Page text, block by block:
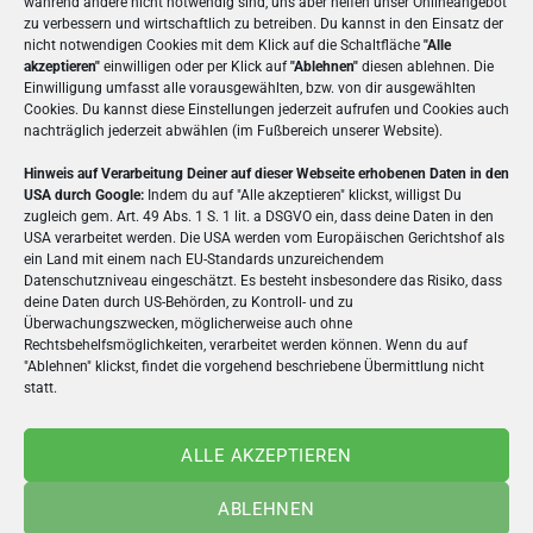
zu verbessern und wirtschaftlich zu betreiben. Du kannst in den Einsatz der
nicht notwendigen Cookies mit dem Klick auf die Schaltfläche "Alle
akzeptieren" einwilligen oder per Klick auf"Ablehnen" diesen ablehnen. Die
Einwilligung umfasst alle vorausgewählten, bzw. von dir ausgewählten
Cookies. Du kannst diese Einstellungen jederzeit aufrufen und Cookies auch
nachträglich jederzeit abwählen (im Fußbereich unserer Website).
Hinweis auf Verarbeitung Deiner auf dieser Webseite erhobenen Daten in den
USA durch Google: Indem du auf "Alle akzeptieren" klickst, willigst Du
zugleich gem. Art. 49 Abs. 1 S. 1 lit. a DSGVO ein, dass deine Daten in den
USA verarbeitet werden. Die USA werden vom Europäischen Gerichtshof als
ein Land mit einem nach EU-Standards unzureichendem
Datenschutzniveau eingeschätzt. Es besteht insbesondere das Risiko, dass
deine Daten durch US-Behörden, zu Kontroll- und zu
Überwachungszwecken, möglicherweise auch ohne
Rechtsbehelfsmöglichkeiten, verarbeitet werden können. Wenn du auf
"Ablehnen" klickst, findet die vorgehend beschriebene Übermittlung nicht
statt.
ALLE AKZEPTIEREN
ABLEHNEN
kannst du Layouts anpassen, Fotos integrieren
und Texte frei gestalten.
Unsere hochwertigen Materialien und die brillante
Druckqualität sorgen dafür, dass deine Karte nicht
nur optisch überzeugt, sondern sich auch
hochwertig anfühlt.
Besonderes Extra:
Beim optionalenDirektversand wird deine
individuell gestaltete Karte direkt an den
Empfänger verschickt – stilvoll verpackt in einem
edlen, semitransparenten Umschlag. So wird
Deine Vorteile auf einen Blick:
Klappgrußkarte im modernen Querformat